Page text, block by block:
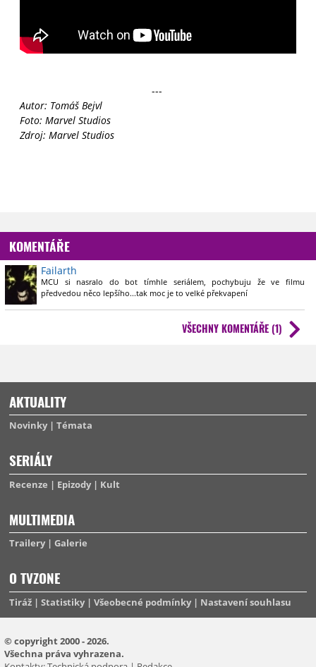
---
Autor: Tomáš Bejvl
Foto: Marvel Studios
Zdroj: Marvel Studios
KOMENTÁŘE
Failarth
MCU si nasralo do bot tímhle seriálem, pochybuju že ve filmu
předvedou něco lepšího...tak moc je to velké překvapení
VŠECHNY KOMENTÁŘE (1)
AKTUALITY
Novinky Témata
SERIÁLY
Recenze Epizody Kult
MULTIMEDIA
Trailery Galerie
O TVZONE
Tiráž Statistiky Všeobecné podmínky Nastavení souhlasu
© copyright 2000 - 2026.
Všechna práva vyhrazena.